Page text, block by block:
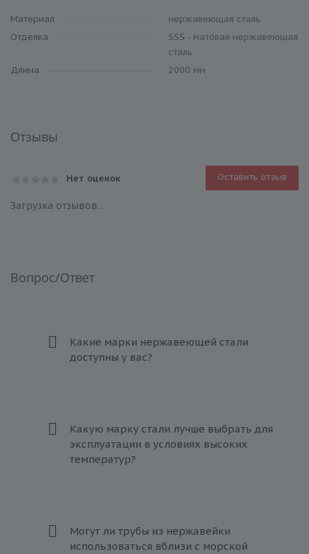
Материал
нержавеющая сталь
Отделка
SSS - матовая нержавеющая
сталь
Длина
2000 мм
Отзывы
Нет оценок Оставить отзыв
Загрузка отзывов...
Вопрос/Ответ
Какие марки нержавеющей стали
доступны у вас?
Какую марку стали лучше выбрать для
эксплуатации в условиях высоких
температур?
Могут ли трубы из нержавейки
использоваться вблизи с морской